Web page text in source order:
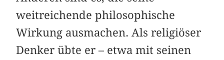
weitreichende philosophische
Wirkung ausmachen. Als religiöser
Denker übte er – etwa mit seinen